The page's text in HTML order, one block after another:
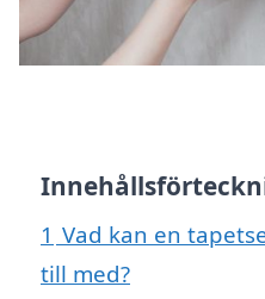
1 Vad kan en
till med?